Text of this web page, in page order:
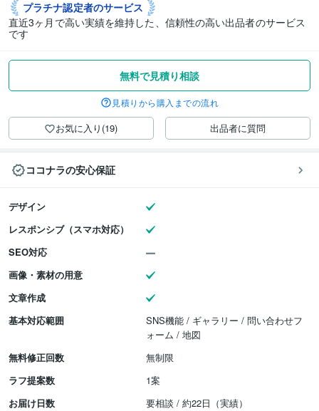
プラチナ認定者のサービス
直近3ヶ月で高い実績を維持した、信頼性の高い出品者のサービス
です
無料で見積り相談
見積りから購入までの流れ
お気に入り(19) 出品者に質問
ココナラの安心保証
デザイン
レスポンシブ（スマホ対応）
SEO対応
画像・素材の用意
文章作成
基本対応範囲
SNS機能 / ギャラリー / 問い合わせフ
ォーム / 地図
無料修正回数
無制限
ラフ提案数
1案
お届け日数
要相談 / 約22日（実績）